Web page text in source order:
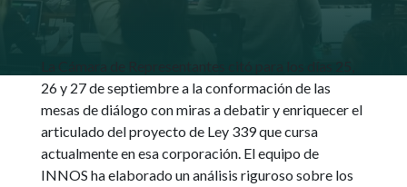
La Cámara de Representantes citó para los días 25,
26 y 27 de septiembre a la conformación de las
mesas de diálogo con miras a debatir y enriquecer el
articulado del proyecto de Ley 339 que cursa
actualmente en esa corporación. El equipo de
INNOS ha elaborado un análisis riguroso sobre los